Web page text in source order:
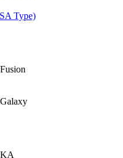
Type)